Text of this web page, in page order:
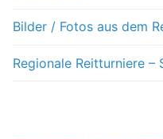
Bilder / Fotos aus dem
Regionale Reitturniere